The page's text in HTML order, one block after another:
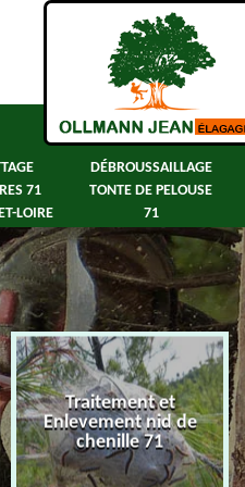
71
LOIRE
DÉBROUSSAILLAGE
TONTE DE PELOUSE
71
Traitement et
Enlevement nid de
chenille 71